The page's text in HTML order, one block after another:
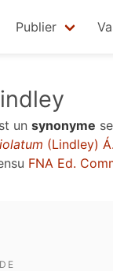
Publier
un synonyme
(Lindley)
FNA Ed.